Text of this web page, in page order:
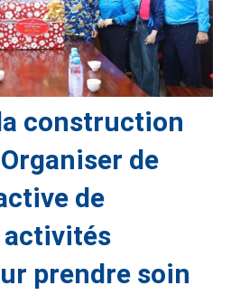
construction
de
de
activités
prendre soin